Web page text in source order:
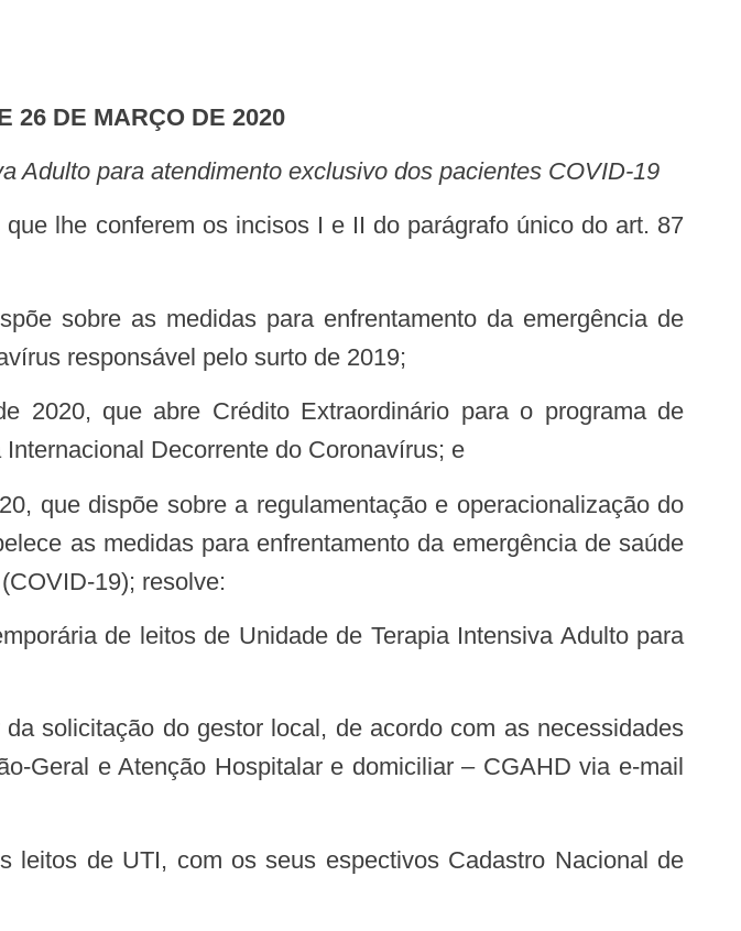
26 DE MARÇO DE 2020
Adulto para atendimento exclusivo dos pacientes COVID-19
responsável pelo surto de 2019;
Decorrente do Coronavírus; e
as medidas para enfrentamento da emergência de saúde
19); resolve:
solicitação do gestor local, de acordo com as necessidades
Geral e Atenção Hospitalar e domiciliar – CGAHD via e-mail